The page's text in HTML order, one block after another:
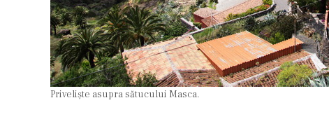
Priveliște asupra sătucului Masca.